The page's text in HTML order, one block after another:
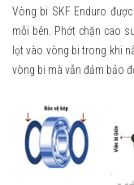
Vòng bi SKF Enduro
mỗi bên. Phớt chặn cao
lọt vào vòng bi trong khi
vòng bi mà vẫn đảm bảo